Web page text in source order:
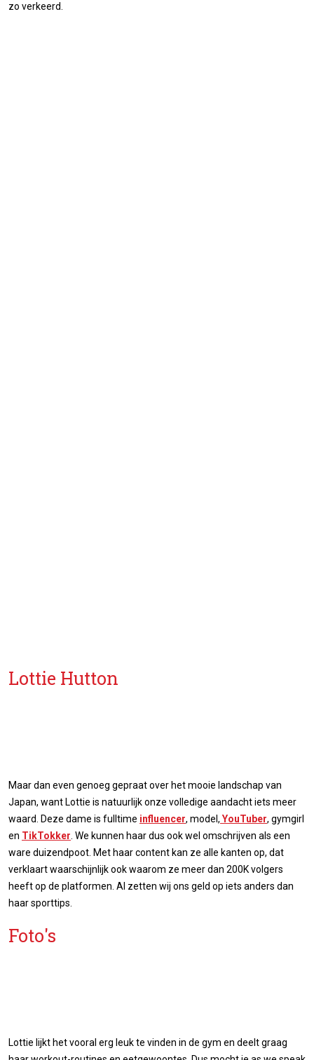
zo verkeerd.
Lottie Hutton
Maar dan even genoeg gepraat over het mooie landschap van
Japan, want Lottie is natuurlijk onze volledige aandacht iets meer
waard. Deze dame is fulltime influencer, model, YouTuber, gymgirl
en TikTokker. We kunnen haar dus ook wel omschrijven als een
ware duizendpoot. Met haar content kan ze alle kanten op, dat
verklaart waarschijnlijk ook waarom ze meer dan 200K volgers
heeft op de platformen. Al zetten wij ons geld op iets anders dan
haar sporttips.
Foto's
Lottie lijkt het vooral erg leuk te vinden in de gym en deelt graag